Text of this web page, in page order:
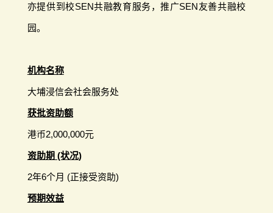
亦提供到校SEN共融教育服务，推广SEN友善共融校
园。
机构名称
大埔浸信会社会服务处
获批资助额
港币2,000,000元
资助期 (状况)
2年6个月 (正接受资助)
预期效益